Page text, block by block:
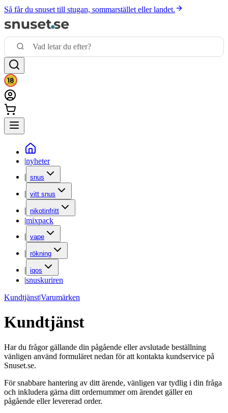
Så får du snuset till stugan, sommarstället eller landet.
|nyheter
| snus
| vitt snus
| nikotinfritt
|mixpack
| vape
| rökning
| iqos
|snuskuriren
Kundtjänst|Varumärken
Kundtjänst
Har du frågor gällande din pågående eller avslutade beställning
vänligen använd formuläret nedan för att kontakta kundservice på
Snuset.se.
För snabbare hantering av ditt ärende, vänligen var tydlig i din fråga
och inkludera gärna ditt ordernummer om ärendet gäller en
pågående eller levererad order.